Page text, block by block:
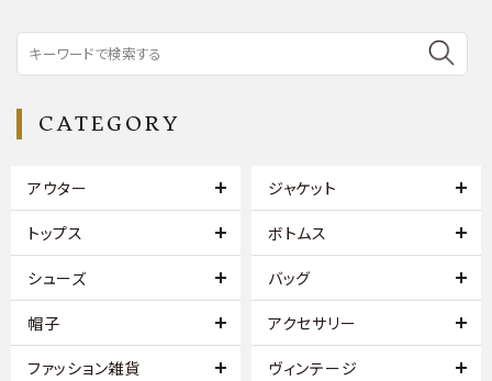
CATEGORY
アウター ジャケット
トップス ボトムス
シューズ バッグ
帽子 アクセサリー
ファッション雑貨 ヴィンテージ